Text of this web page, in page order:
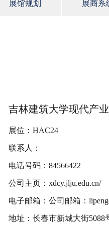
展馆规划 展商系
吉林建筑大学现代产
展位：HAC24
联系人：
电话号码：84566422
公司主页：xdcy.jlju.edu.cn/
电子邮箱：公司邮箱：
地址：长春市新城大街5088